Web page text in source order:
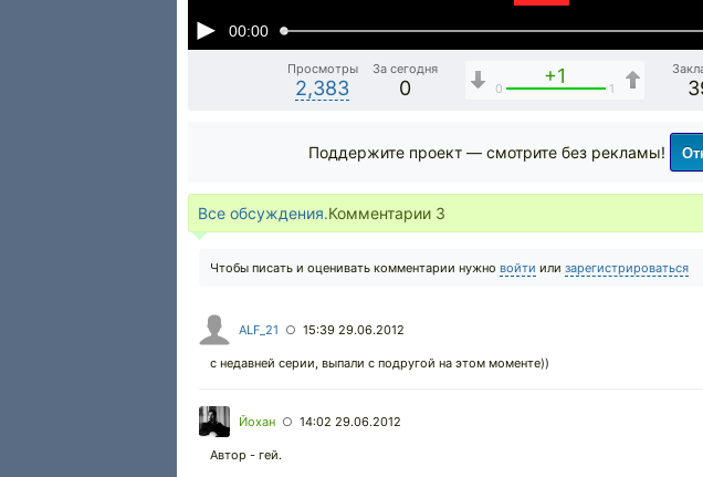
00:00
Просмотры
2,383
За сегодня
0
+1
0 1
Поддержите проект — смотрите без рекламы!
Все обсуждения.Комментарии 3
Чтобы писать и оценивать комментарии нужно войти или зарегистрироваться
ALF_21 ○ 15:39 29.06.2012
с недавней серии, выпали с подругой на этом моменте))
Йохан ○ 14:02 29.06.2012
Автор - гей.